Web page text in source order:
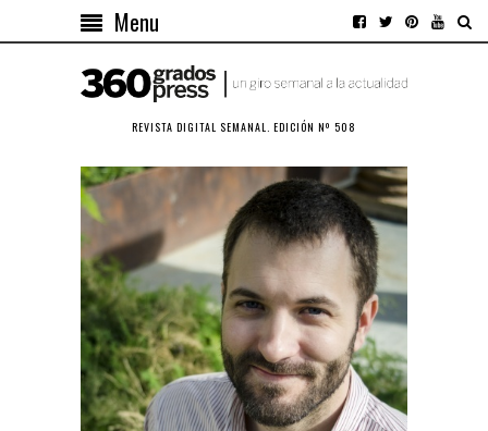
Menu
REVISTA DIGITAL SEMANAL. EDICIÓN Nº 508